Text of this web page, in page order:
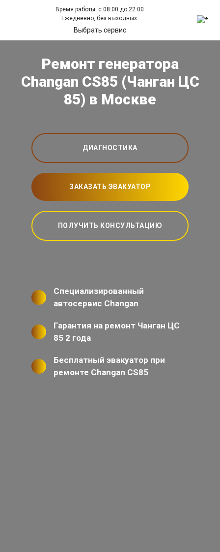
Время работы: с 08:00 до 22:00
Ежедневно, без выходных.
Выбрать сервис
Ремонт генератора
Changan CS85 (Чанган ЦС
85) в Москве
ДИАГНОСТИКА
ЗАКАЗАТЬ ЭВАКУАТОР
ПОЛУЧИТЬ КОНСУЛЬТАЦИЮ
Специализированный
автосервис Changan
Гарантия на ремонт Чанган ЦС
85 2 года
Бесплатный эвакуатор при
ремонте Changan CS85